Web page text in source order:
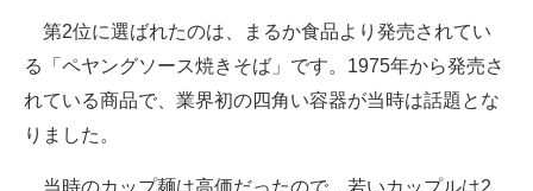
第2位に選ばれたのは、まるか食品より発売されてい
る「ペヤングソース焼きそば」です。1975年から発売さ
れている商品で、業界初の四角い容器が当時は話題とな
りました。